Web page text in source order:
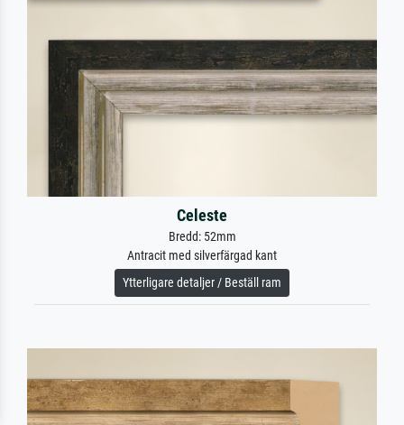
Celeste
Bredd: 52mm
Antracit med silverfärgad kant
Ytterligare detaljer / Beställ ram